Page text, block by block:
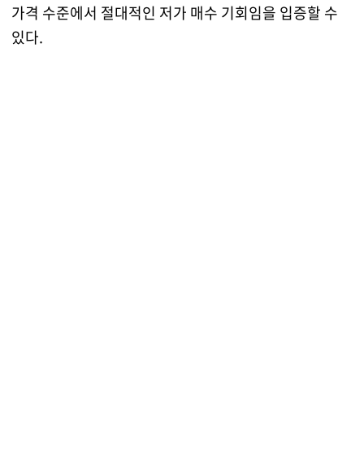
가격 수준에서 절대적인 저가 매수 기회임을 입증할 수
있다.